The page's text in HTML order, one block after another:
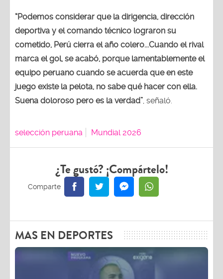
“Podemos considerar que la dirigencia, dirección
deportiva y el comando técnico lograron su
cometido, Perú cierra el año colero...Cuando el rival
marca el gol, se acabó, porque lamentablemente el
equipo peruano cuando se acuerda que en este
juego existe la pelota, no sabe qué hacer con ella.
Suena doloroso pero es la verdad”, señaló.
selección peruana Mundial 2026
¿Te gustó? ¡Compártelo!
MAS EN DEPORTES